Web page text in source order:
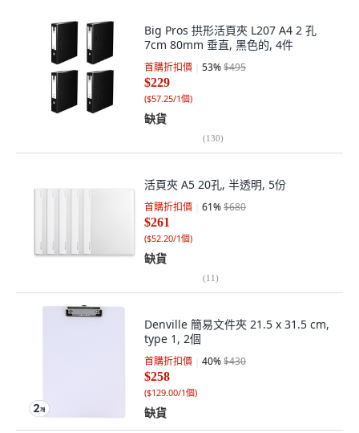
Big Pros 拱形活頁夾 L207 A4 2 孔
7cm 80mm 垂直, 黑色的, 4件
首購折扣價 53%$495
$229
($57.25/1個)
缺貨
(130)
活頁夾 A5 20孔, 半透明, 5份
首購折扣價 61%$680
$261
($52.20/1個)
缺貨
(11)
Denville 簡易文件夾 21.5 x 31.5 cm,
type 1, 2個
首購折扣價 40%$430
$258
($129.00/1個)
缺貨